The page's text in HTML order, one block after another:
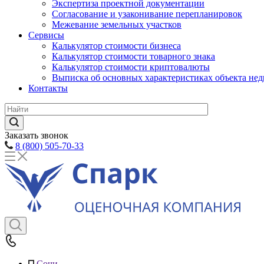
Экспертиза проектной документации
Согласование и узаконивание перепланировок
Межевание земельных участков
Сервисы
Калькулятор стоимости бизнеса
Калькулятор стоимости товарного знака
Калькулятор стоимости криптовалюты
Выписка об основных характеристиках объекта
Контакты
Заказать звонок
8 (800) 505-70-33